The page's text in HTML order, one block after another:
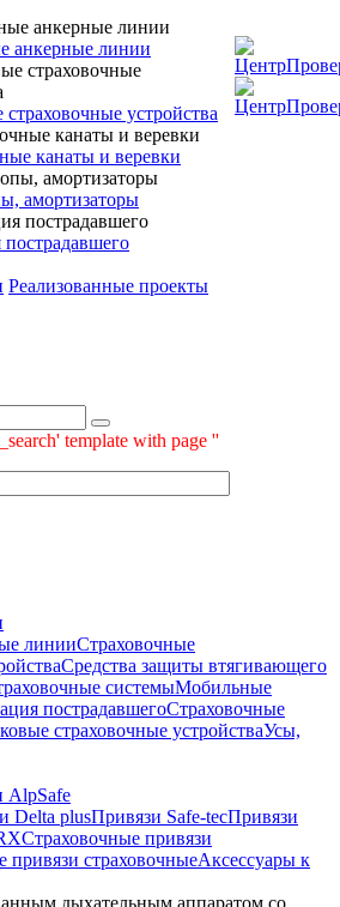
анкерные линии
устройства
канаты и веревки
амортизаторы
Реализованные проекты
template with page ''
линииСтраховочные
Средства защиты втягивающего
системыМобильные
пострадавшегоСтраховочные
страховочные устройстваУсы,
AlpSafe
Delta plusПривязи Safe-tecПривязи
Страховочные привязи
привязи страховочныеАксессуары к
дыхательным аппаратом со